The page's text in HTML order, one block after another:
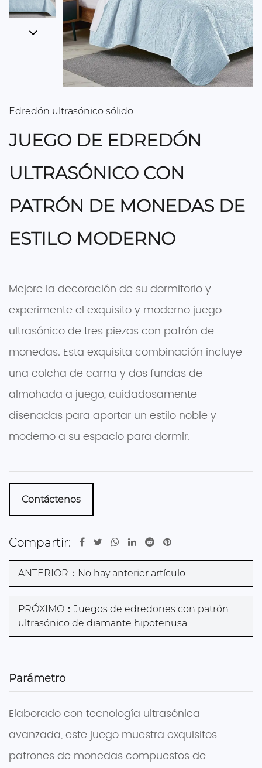
Edredón ultrasónico sólido
JUEGO DE EDREDÓN
ULTRASÓNICO CON
PATRÓN DE MONEDAS DE
ESTILO MODERNO
Mejore la decoración de su dormitorio y
experimente el exquisito y moderno juego
ultrasónico de tres piezas con patrón de
monedas. Esta exquisita combinación incluye
una colcha de cama y dos fundas de
almohada a juego, cuidadosamente
diseñadas para aportar un estilo noble y
moderno a su espacio para dormir.
Contáctenos
Compartir:
ANTERIOR：No hay anterior artículo
PRÓXIMO：Juegos de edredones con patrón
ultrasónico de diamante hipotenusa
Parámetro
Elaborado con tecnología ultrasónica
avanzada, este juego muestra exquisitos
patrones de monedas compuestos de